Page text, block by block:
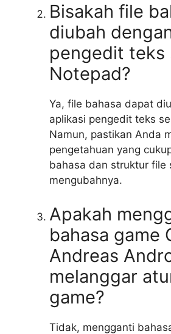
Bisakah file
diubah
pengedit teks
Notepad?
Ya, file bahasa dapat
aplikasi pengedit teks
Namun, pastikan Anda
pengetahuan yang
bahasa dan struktur file
mengubahnya.
Apakah
bahasa game
Andreas
melanggar
game?
Tidak, mengganti